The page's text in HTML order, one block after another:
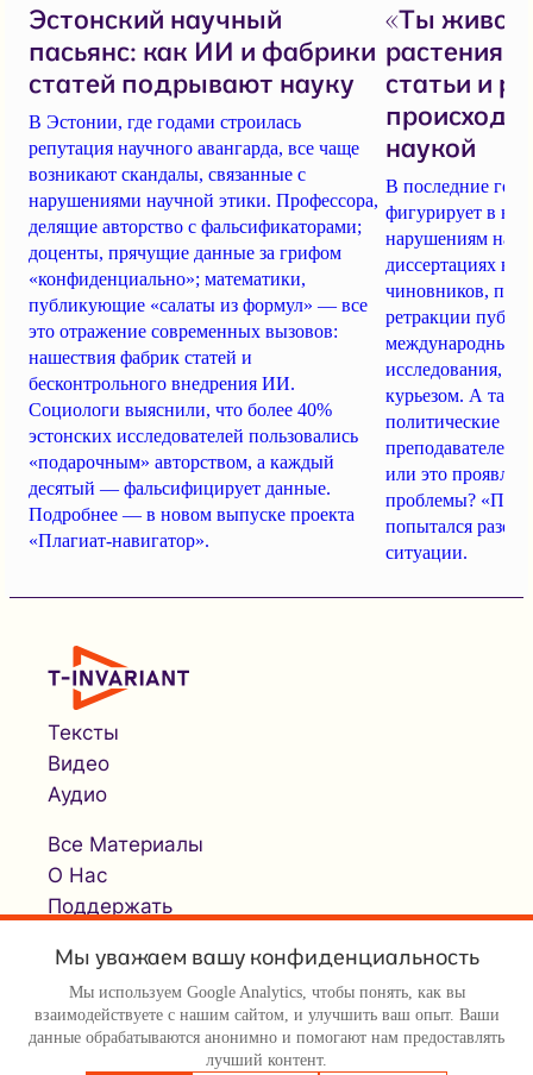
Эстонский научный
пасьянс: как ИИ и фабрики
статей подрывают науку
В Эстонии, где годами строилась
репутация научного авангарда, все чаще
возникают скандалы, связанные с
нарушениями научной этики. Профессора,
делящие авторство с фальсификаторами;
доценты, прячущие данные за грифом
«конфиденциально»; математики,
публикующие «салаты из формул» — все
это отражение современных вызовов:
нашествия фабрик статей и
бесконтрольного внедрения ИИ.
Социологи выяснили, что более 40%
эстонских исследователей пользовались
«подарочным» авторством, а каждый
десятый — фальсифицирует данные.
Подробнее — в новом выпуске проекта
«Плагиат-навигатор».
«Ты
растения,
статьи и
наукой
В последние
фигурирует в
нарушениям
диссертациях
чиновников,
ретракции
международные
исследования,
курьезом. А
политические
преподавателей.
или это
проблемы?
попытался
ситуации.
Тексты
Видео
Аудио
Все Материалы
О Нас
Поддержать
Мы уважаем вашу конфиденциальность
Мы используем Google Analytics, чтобы понять, как вы
взаимодействуете с нашим сайтом, и улучшить ваш опыт. Ваши
данные обрабатываются анонимно и помогают нам предоставлять
лучший контент.